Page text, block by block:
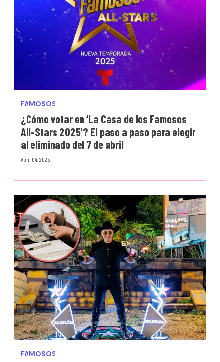
FAMOSOS
¿Cómo votar en ‘La Casa de los Famosos
All-Stars 2025'? El paso a paso para elegir
al eliminado del 7 de abril
Abril 04, 2025
FAMOSOS